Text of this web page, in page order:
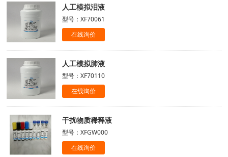
人工模拟泪液
型号：XF70061
在线询价
人工模拟肺液
型号：XF70110
在线询价
干扰物质稀释液
型号：XFGW000
在线询价